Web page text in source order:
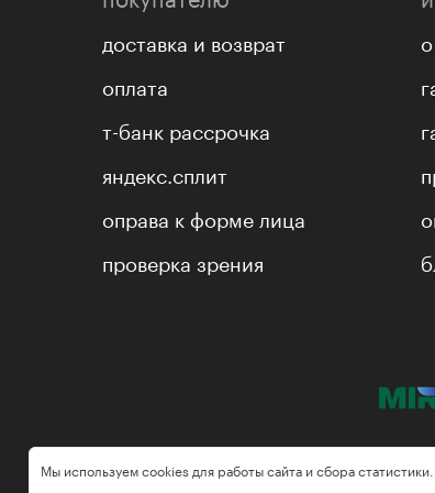
доставка и возврат
оплата
т-банк рассрочка
яндекс.сплит
оправа к форме лица
проверка зрения
Мы используем cookies для работы сайта и сбора статистики.